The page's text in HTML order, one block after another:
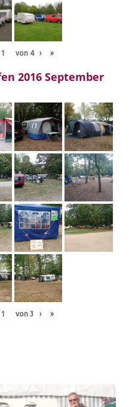
von 4 › »
2016 September
von 3 › »